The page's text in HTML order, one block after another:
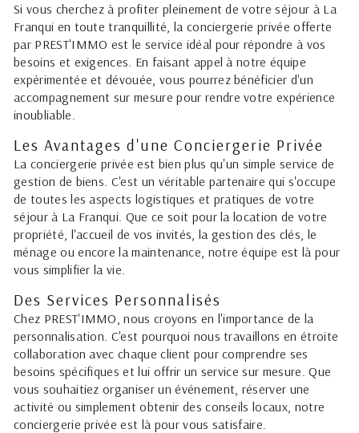
Si vous cherchez à profiter pleinement de votre séjour à La
Franqui en toute tranquillité, la conciergerie privée offerte
par PREST'IMMO est le service idéal pour répondre à vos
besoins et exigences. En faisant appel à notre équipe
expérimentée et dévouée, vous pourrez bénéficier d'un
accompagnement sur mesure pour rendre votre expérience
inoubliable.
Les Avantages d'une Conciergerie Privée
La conciergerie privée est bien plus qu'un simple service de
gestion de biens. C'est un véritable partenaire qui s'occupe
de toutes les aspects logistiques et pratiques de votre
séjour à La Franqui. Que ce soit pour la location de votre
propriété, l'accueil de vos invités, la gestion des clés, le
ménage ou encore la maintenance, notre équipe est là pour
vous simplifier la vie.
Des Services Personnalisés
Chez PREST'IMMO, nous croyons en l'importance de la
personnalisation. C'est pourquoi nous travaillons en étroite
collaboration avec chaque client pour comprendre ses
besoins spécifiques et lui offrir un service sur mesure. Que
vous souhaitiez organiser un événement, réserver une
activité ou simplement obtenir des conseils locaux, notre
conciergerie privée est là pour vous satisfaire.